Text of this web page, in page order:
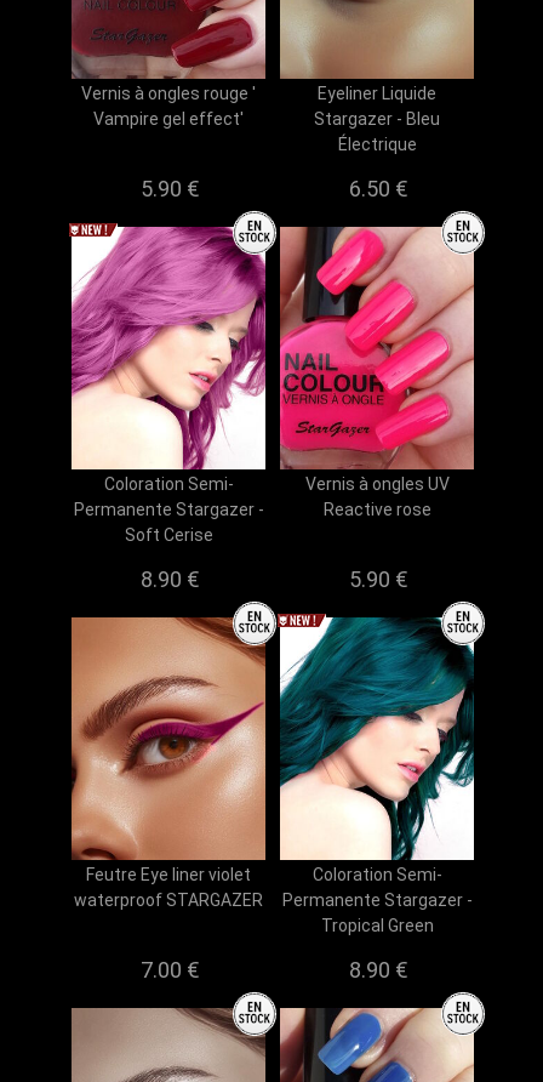
Vernis à ongles rouge '
Vampire gel effect'
5.90 €
Eyeliner Liquide
Stargazer - Bleu
Électrique
6.50 €
Coloration Semi-
Permanente Stargazer -
Soft Cerise
8.90 €
Vernis à ongles UV
Reactive rose
5.90 €
Feutre Eye liner violet
waterproof STARGAZER
7.00 €
Coloration Semi-
Permanente Stargazer -
Tropical Green
8.90 €